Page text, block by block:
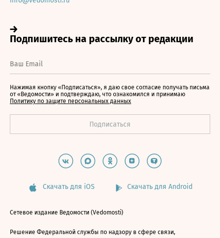
Нажимая кнопку «Подписаться», я даю свое согласие получать письма
от «Ведомости» и подтверждаю, что ознакомился и принимаю
Политику по защите персональных данных
Скачать для iOS Скачать для Android
Сетевое издание Ведомости (Vedomosti)
Решение Федеральной службы по надзору в сфере связи,